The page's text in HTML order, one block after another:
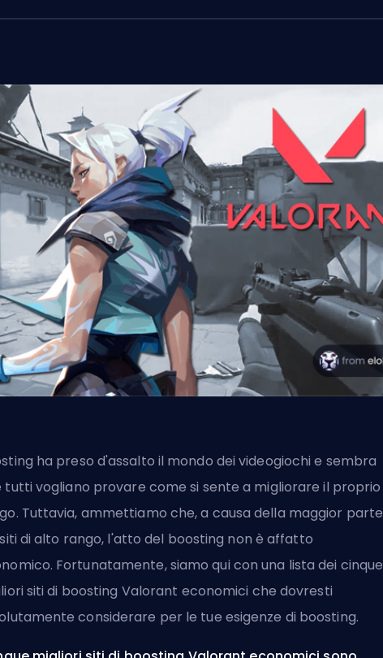
ha preso d'assalto il mondo dei videogiochi e sembra
tutti vogliano provare come si sente a migliorare il proprio
Tuttavia, ammettiamo che, a causa della maggior parte
di alto rango, l'atto del boosting non è affatto
Fortunatamente, siamo qui con una lista dei cinque
siti di boosting Valorant economici che dovresti
considerare per le tue esigenze di boosting.